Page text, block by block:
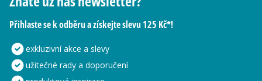
Přihlaste se k odběru a získejte slevu 125 Kč*!
exkluzivní akce a slevy
užitečné rady a doporučení